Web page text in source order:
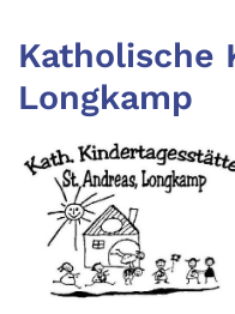
Katholische
Longkamp